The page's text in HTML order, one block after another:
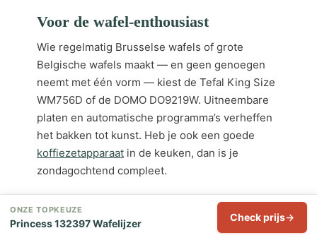
Voor de wafel-enthousiast
Wie regelmatig Brusselse wafels of grote
Belgische wafels maakt — en geen genoegen
neemt met één vorm — kiest de Tefal King Size
WM756D of de DOMO DO9219W. Uitneembare
platen en automatische programma’s verheffen
het bakken tot kunst. Heb je ook een goede
koffiezetapparaat in de keuken, dan is je
zondagochtend compleet.
Voor kinderfeestjes en grote
groepen
ONZE TOPKEUZE
Princess 132397 Wafelijzer Check prijs